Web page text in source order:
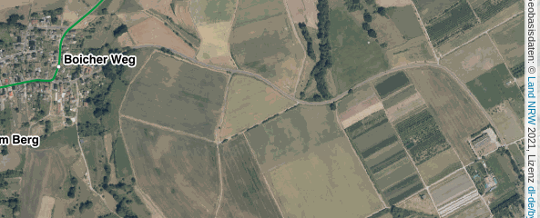
Land NRW
2021, Lizenz